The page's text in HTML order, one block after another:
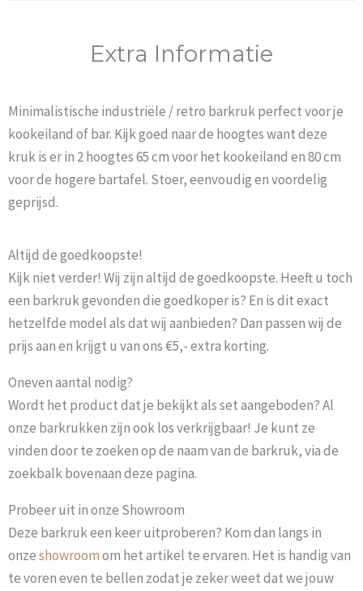
Extra Informatie
Minimalistische industriële / retro barkruk perfect voor je
kookeiland of bar. Kijk goed naar de hoogtes want deze
kruk is er in 2 hoogtes 65 cm voor het kookeiland en 80 cm
voor de hogere bartafel. Stoer, eenvoudig en voordelig
geprijsd.
Altijd de goedkoopste!
Kijk niet verder! Wij zijn altijd de goedkoopste. Heeft u toch
een barkruk gevonden die goedkoper is? En is dit exact
hetzelfde model als dat wij aanbieden? Dan passen wij de
prijs aan en krijgt u van ons €5,- extra korting.
Oneven aantal nodig?
Wordt het product dat je bekijkt als set aangeboden? Al
onze barkrukken zijn ook los verkrijgbaar! Je kunt ze
vinden door te zoeken op de naam van de barkruk, via de
zoekbalk bovenaan deze pagina.
Probeer uit in onze Showroom
Deze barkruk een keer uitproberen? Kom dan langs in
onzeshowroomom het artikel te ervaren. Het is handig van
te voren even te bellen zodat je zeker weet dat we jouw